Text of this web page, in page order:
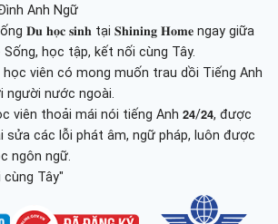
Anh Ngữ
𝐃𝐮 𝐡𝐨̣𝐜 𝐬𝐢𝐧𝐡 tại 𝐒𝐡𝐢𝐧𝐢𝐧𝐠 𝐇𝐨𝐦𝐞 ngay giữa
học tập, kết nối cùng Tây.
học viên có mong muốn trau dồi Tiếng Anh
người nước ngoài.
viên thoải mái nói tiếng Anh 𝟮𝟰/𝟮𝟰, được
sửa các lỗi phát âm, ngữ pháp, luôn được
ngôn ngữ.
cùng Tây"